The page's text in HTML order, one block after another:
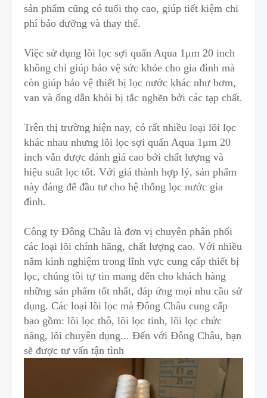
sản phẩm cũng có tuổi thọ cao, giúp tiết kiệm chi
phí bảo dưỡng và thay thế.
Việc sử dụng lõi lọc sợi quấn Aqua 1μm 20 inch
không chỉ giúp bảo vệ sức khỏe cho gia đình mà
còn giúp bảo vệ thiết bị lọc nước khác như bơm,
van và ống dẫn khỏi bị tắc nghẽn bởi các tạp chất.
Trên thị trường hiện nay, có rất nhiều loại lõi lọc
khác nhau nhưng lõi lọc sợi quấn Aqua 1μm 20
inch vẫn được đánh giá cao bởi chất lượng và
hiệu suất lọc tốt. Với giá thành hợp lý, sản phẩm
này đáng để đầu tư cho hệ thống lọc nước gia
đình.
Công ty Đông Châu là đơn vị chuyên phân phối
các loại lõi chính hãng, chất lượng cao. Với nhiều
năm kinh nghiệm trong lĩnh vực cung cấp thiết bị
lọc, chúng tôi tự tin mang đến cho khách hàng
những sản phẩm tốt nhất, đáp ứng mọi nhu cầu sử
dụng. Các loại lõi lọc mà Đông Châu cung cấp
bao gồm: lõi lọc thô, lõi lọc tinh, lõi lọc chức
năng, lõi chuyên dụng... Đến với Đông Châu, bạn
sẽ được tư vấn tận tình